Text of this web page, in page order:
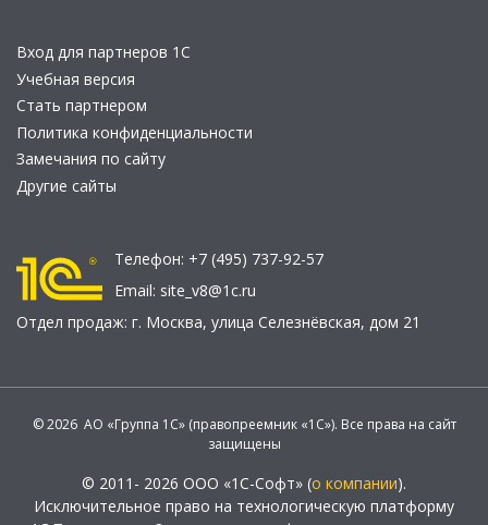
Вход для партнеров 1С
Учебная версия
Стать партнером
Политика конфиденциальности
Замечания по сайту
Другие сайты
Телефон: +7 (495) 737-92-57
Email: site_v8@1c.ru
Отдел продаж: г. Москва, улица Селезнёвская, дом 21
© 2026 АО «Группа 1С» (правопреемник «1С»). Все права на сайт
защищены
© 2011- 2026 ООО «1С-Софт» (о компании).
Исключительное право на технологическую платформу